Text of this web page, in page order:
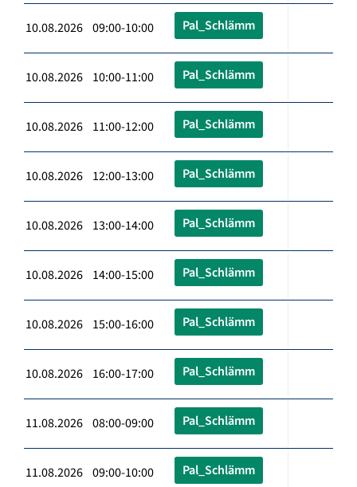
10.08.2026 09:00-10:00 Pal_Schlämm
10.08.2026 10:00-11:00 Pal_Schlämm
10.08.2026 11:00-12:00 Pal_Schlämm
10.08.2026 12:00-13:00 Pal_Schlämm
10.08.2026 13:00-14:00 Pal_Schlämm
10.08.2026 14:00-15:00 Pal_Schlämm
10.08.2026 15:00-16:00 Pal_Schlämm
10.08.2026 16:00-17:00 Pal_Schlämm
11.08.2026 08:00-09:00 Pal_Schlämm
11.08.2026 09:00-10:00 Pal_Schlämm